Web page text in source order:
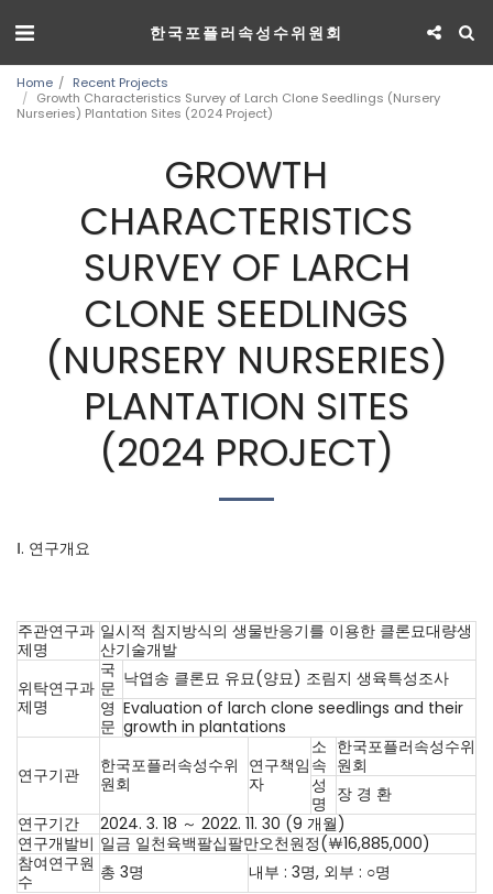
한국포플러속성수위원회
Home
Recent Projects
Growth Characteristics Survey of Larch Clone Seedlings (Nursery
Nurseries) Plantation Sites (2024 Project)
GROWTH
CHARACTERISTICS
SURVEY OF LARCH
CLONE SEEDLINGS
(NURSERY NURSERIES)
PLANTATION SITES
(2024 PROJECT)
Ⅰ. 연구개요
주관연구과
제명
일시적 침지방식의 생물반응기를 이용한 클론묘대량생
산기술개발
위탁연구과
제명
국
문 낙엽송 클론묘 유묘(양묘) 조림지 생육특성조사
영
문
Evaluation of larch clone seedlings and their
growth in plantations
연구기관
한국포플러속성수위
원회
연구책임
자
소
속
한국포플러속성수위
원회
성
명 장 경 환
연구기간
2024. 3. 18 ～ 2022. 11. 30 (9 개월)
연구개발비 일금 일천육백팔십팔만오천원정(￦16,885,000)
참여연구원
수
총 3명 내부 : 3명, 외부 : ○명